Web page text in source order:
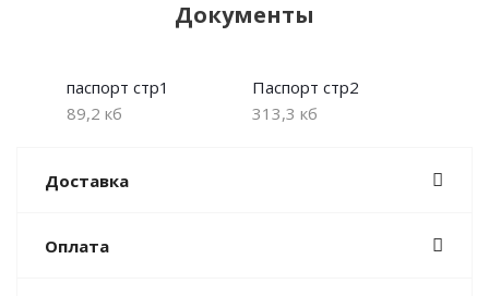
Документы
паспорт стр1
89,2 кб
Паспорт стр2
313,3 кб
Доставка
Оплата